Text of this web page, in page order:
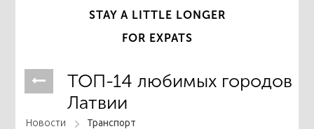
STAY A LITTLE LONGER
FOR EXPATS
ТОП-14 любимых городов
Латвии
Новости Транспорт